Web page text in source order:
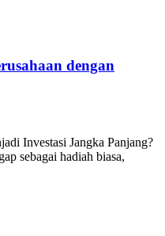
dengan
Investasi Jangka Panjang?
sebagai hadiah biasa,